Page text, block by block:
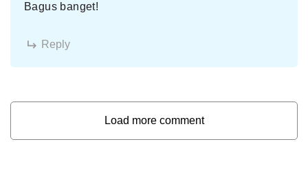
Bagus banget!
Reply
Load more comment